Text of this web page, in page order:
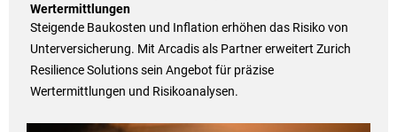
Wertermittlungen
Steigende Baukosten und Inflation erhöhen das Risiko von
Unterversicherung. Mit Arcadis als Partner erweitert Zurich
Resilience Solutions sein Angebot für präzise
Wertermittlungen und Risikoanalysen.